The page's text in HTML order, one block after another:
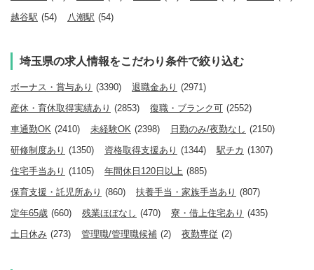
越谷駅 (54) 八潮駅 (54)
埼玉県の求人情報をこだわり条件で絞り込む
ボーナス・賞与あり (3390) 退職金あり (2971)
産休・育休取得実績あり (2853) 復職・ブランク可 (2552)
車通勤OK (2410) 未経験OK (2398) 日勤のみ/夜勤なし (2150)
研修制度あり (1350) 資格取得支援あり (1344) 駅チカ (1307)
住宅手当あり (1105) 年間休日120日以上 (885)
保育支援・託児所あり (860) 扶養手当・家族手当あり (807)
定年65歳 (660) 残業ほぼなし (470) 寮・借上住宅あり (435)
土日休み (273) 管理職/管理職候補 (2) 夜勤専従 (2)